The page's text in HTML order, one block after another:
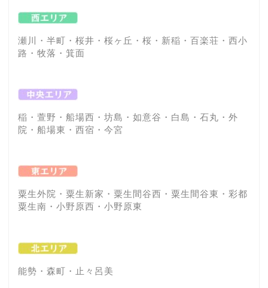
瀬川・半町・桜井・桜ヶ丘・桜・新稲・百楽荘・西小
路・牧落・箕面
稲・萱野・船場西・坊島・如意谷・白島・石丸・外
院・船場東・西宿・今宮
粟生外院・粟生新家・粟生間谷西・粟生間谷東・彩都
粟生南・小野原西・小野原東
能勢・森町・止々呂美